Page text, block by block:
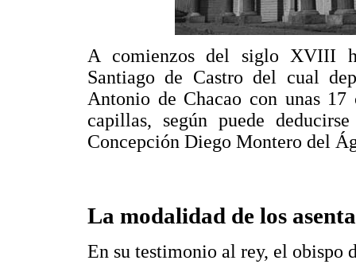
A comienzos del siglo XVIII
Santiago de Castro del cual
Antonio de Chacao con unas
capillas, según puede
Concepción Diego Montero del
La modalidad de los
En su testimonio al rey, el obispo